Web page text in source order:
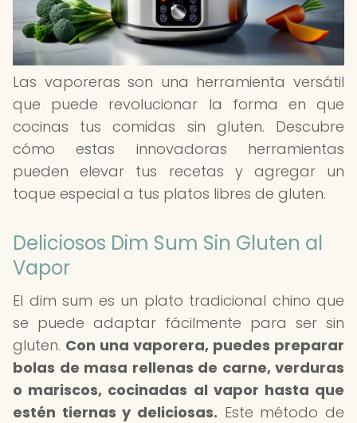
Las vaporeras son una herramienta versátil
que puede revolucionar la forma en que
cocinas tus comidas sin gluten. Descubre
cómo estas innovadoras herramientas
pueden elevar tus recetas y agregar un
toque especial a tus platos libres de gluten.
Deliciosos Dim Sum Sin Gluten al
Vapor
El dim sum es un plato tradicional chino que
se puede adaptar fácilmente para ser sin
gluten. Con una vaporera, puedes preparar
bolas de masa rellenas de carne, verduras
o mariscos, cocinadas al vapor hasta que
estén tiernas y deliciosas. Este método de